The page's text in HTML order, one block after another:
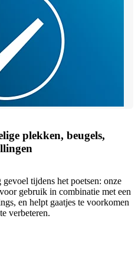
plekken, beugels,
tijdens het poetsen: onze
gebruik in combinatie met een
en helpt gaatjes te voorkomen
verbeteren.